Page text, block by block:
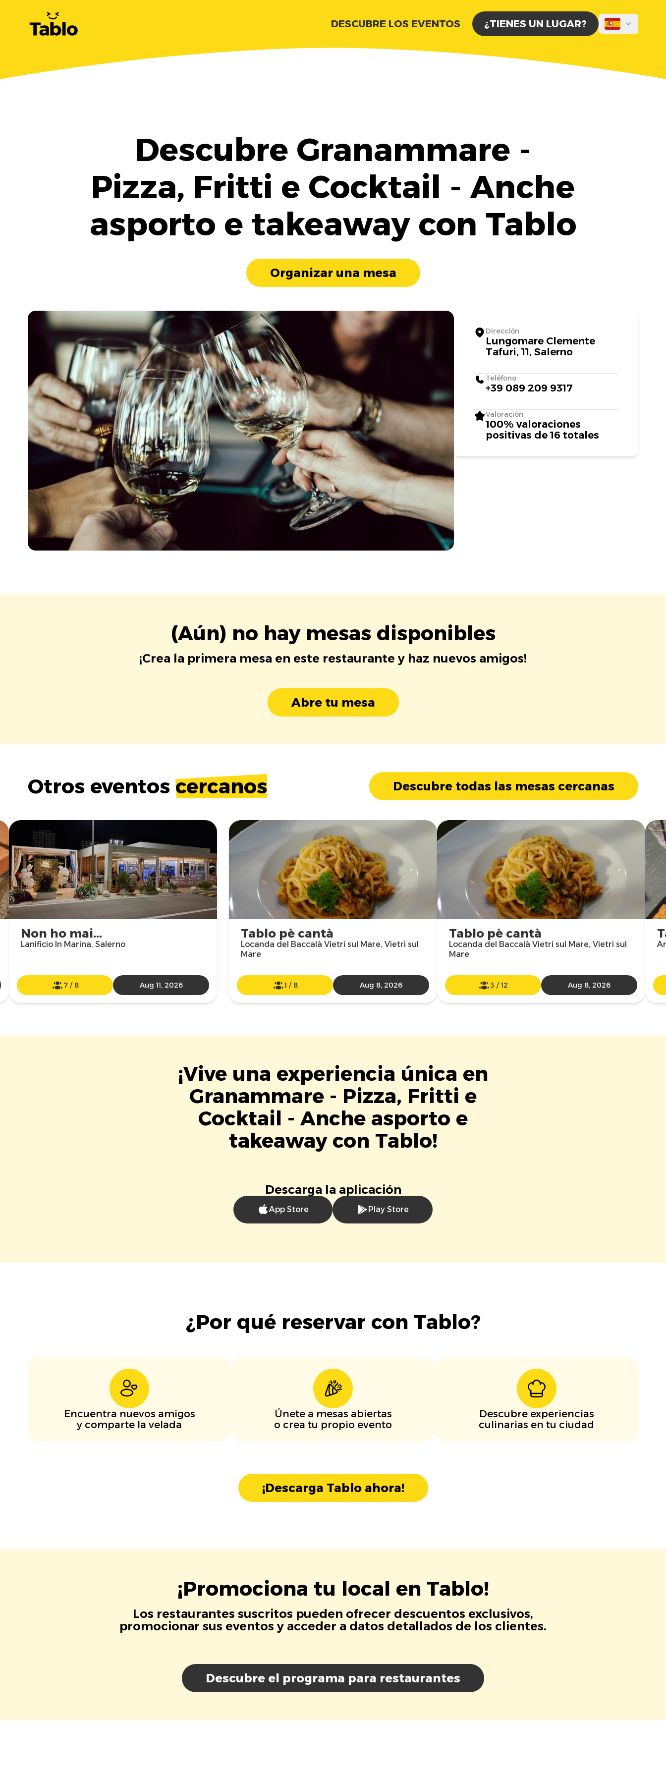
DESCUBRE LOS EVENTOS ¿TIENES UN LUGAR?
Descubre Granammare -
Pizza, Fritti e Cocktail - Anche
asporto e takeaway con Tablo
Organizar una mesa
Dirección
Lungomare Clemente
Tafuri, 11, Salerno
Teléfono
+39 089 209 9317
Valoración
100% valoraciones
positivas de 16 totales
(Aún) no hay mesas disponibles
¡Crea la primera mesa en este restaurante y haz nuevos amigos!
Abre tu mesa
Otros eventos cercanos Descubre todas las mesas cercanas
Tablo pè cantà
Locanda del Baccalà Vietri sul Mare, Vietri sul
Mare
1 / 8 Aug 8, 2026
Tablo pè cantà
Locanda del Baccalà Vietri sul Mare, Vietri sul
Mare
3 /12 Aug 8, 2026
Non ho mai...
Lanificio In Marina, Salerno
7/ 8 Aug 11, 2026
¡Vive una experiencia única en
Granammare - Pizza, Fritti e
Cocktail - Anche asporto e
takeaway con Tablo!
Descarga la aplicación
App Store Play Store
¿Por qué reservar con Tablo?
Encuentra nuevos amigos
y comparte la velada
Únete a mesas abiertas
o crea tu propio evento
Descubre experiencias
culinarias en tu ciudad
¡Descarga Tablo ahora!
¡Promociona tu local en Tablo!
Los restaurantes suscritos pueden ofrecer descuentos exclusivos,
promocionar sus eventos y acceder a datos detallados de los clientes.
Descubre el programa para restaurantes